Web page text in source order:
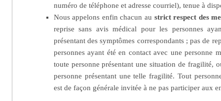
numéro de téléphone et adresse courriel), tenue à
Nous appelons enfin chacun au strict respect des
reprise sans avis médical pour les personnes
présentant des symptômes correspondants ; pas de
personnes ayant été en contact avec une personne
toute personne présentant une situation de fragilité,
personne présentant une telle fragilité. Tout
est de façon générale invitée à ne pas participer aux